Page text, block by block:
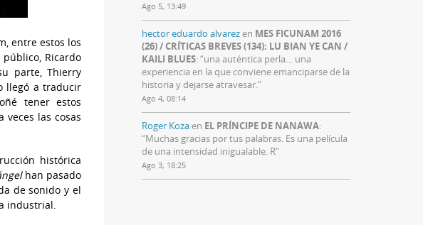
entre estos los
Ricardo
parte, Thierry
llegó a traducir
tener estos
las cosas
histórica
han pasado
de sonido y el
industrial.
Ago 5, 13:49
hector eduardo alvarezen MES FICUNAM 2016
(26) / CRÍTICAS BREVES (134): LU BIAN YE CAN /
KAILI BLUES: “una auténtica perla… una
experiencia en la que conviene emanciparse de la
historia y dejarse atravesar.”
Ago 4, 08:14
Roger Kozaen EL PRÍNCIPE DE NANAWA:
“Muchas gracias por tus palabras. Es una película
de una intensidad inigualable. R”
Ago 3, 18:25